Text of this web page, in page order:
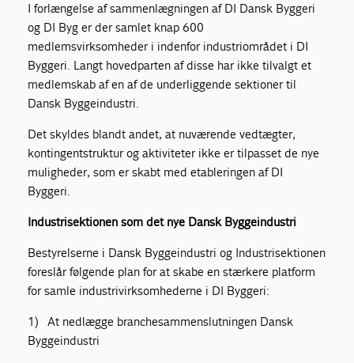
I forlængelse af sammenlægningen af DI Dansk Byggeri
og DI Byg er der samlet knap 600
medlemsvirksomheder i indenfor industriområdet i DI
Byggeri. Langt hovedparten af disse har ikke tilvalgt et
medlemskab af en af de underliggende sektioner til
Dansk Byggeindustri.
Det skyldes blandt andet, at nuværende vedtægter,
kontingentstruktur og aktiviteter ikke er tilpasset de nye
muligheder, som er skabt med etableringen af DI
Byggeri.
Industrisektionen som det nye Dansk Byggeindustri
Bestyrelserne i Dansk Byggeindustri og Industrisektionen
foreslår følgende plan for at skabe en stærkere platform
for samle industrivirksomhederne i DI Byggeri:
1) At nedlægge branchesammenslutningen Dansk
Byggeindustri